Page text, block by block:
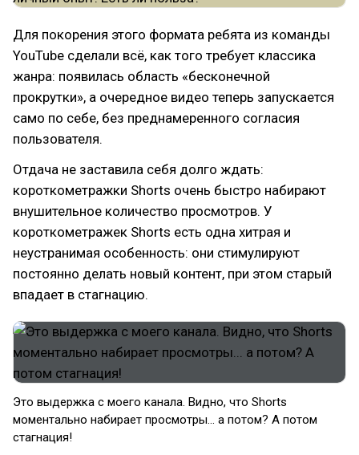
Для покорения этого формата ребята из команды
YouTube сделали всё, как того требует классика
жанра: появилась область «бесконечной
прокрутки», а очередное видео теперь запускается
само по себе, без преднамеренного согласия
пользователя.
Отдача не заставила себя долго ждать:
короткометражки Shorts очень быстро набирают
внушительное количество просмотров. У
короткометражек Shorts есть одна хитрая и
неустранимая особенность: они стимулируют
постоянно делать новый контент, при этом старый
впадает в стагнацию.
Это выдержка с моего канала. Видно, что Shorts
моментально набирает просмотры... а потом? А потом
стагнация!